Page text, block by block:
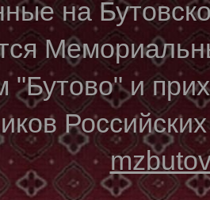
на
"Бутово" и